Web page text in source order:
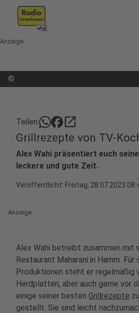
Anzeige
©
Teilen: open_in_new
Grillrezepte von TV-
Alex Wahi präsentiert euch
leckere und gute Zeit.
Veröffentlicht: Freitag, 28.07.2023
Anzeige
Alex Wahi betreibt zusammen mit
Restaurant Maharani in Hamm. Für
Produktionen steht er regelmäßig
Herdplatten, aber auch gerne vor
einige seiner besten Grillrezepte
gestellt. Sie sind leicht